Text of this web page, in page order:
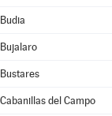
Budia
Bujalaro
Bustares
Cabanillas del Campo